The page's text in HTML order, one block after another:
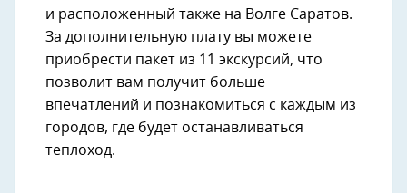
и расположенный также на Волге Саратов.
За дополнительную плату вы можете
приобрести пакет из 11 экскурсий, что
позволит вам получит больше
впечатлений и познакомиться с каждым из
городов, где будет останавливаться
теплоход.